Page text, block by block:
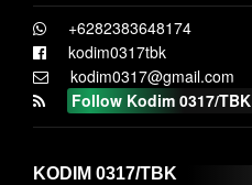
+6282383648174
kodim0317tbk
kodim0317@gmail.com
Follow Kodim 0317/TBK
KODIM 0317/TBK